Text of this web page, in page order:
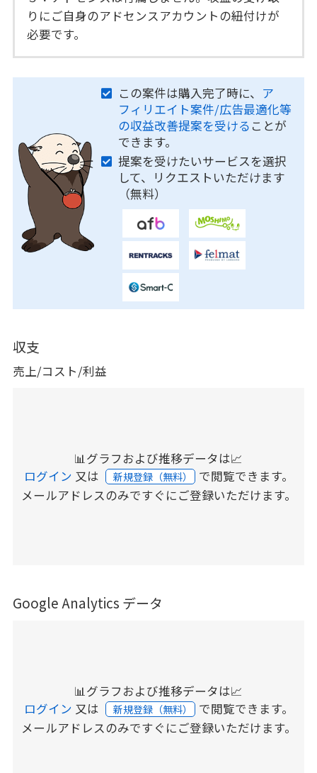
りにご自身のアドセンスアカウントの紐付けが
必要です。
この案件は購入完了時に、 ア
フィリエイト案件/広告最適化等
の収益改善提案を受ける ことが
できます。
提案を受けたいサービスを選択
して、リクエストいただけます
（無料）
収支
売上/コスト/利益
📊グラフおよび推移データは📈
ログイン 又は 新規登録（無料） で閲覧できます。
メールアドレスのみですぐにご登録いただけます。
Google Analytics データ
📊グラフおよび推移データは📈
ログイン 又は 新規登録（無料） で閲覧できます。
メールアドレスのみですぐにご登録いただけます。